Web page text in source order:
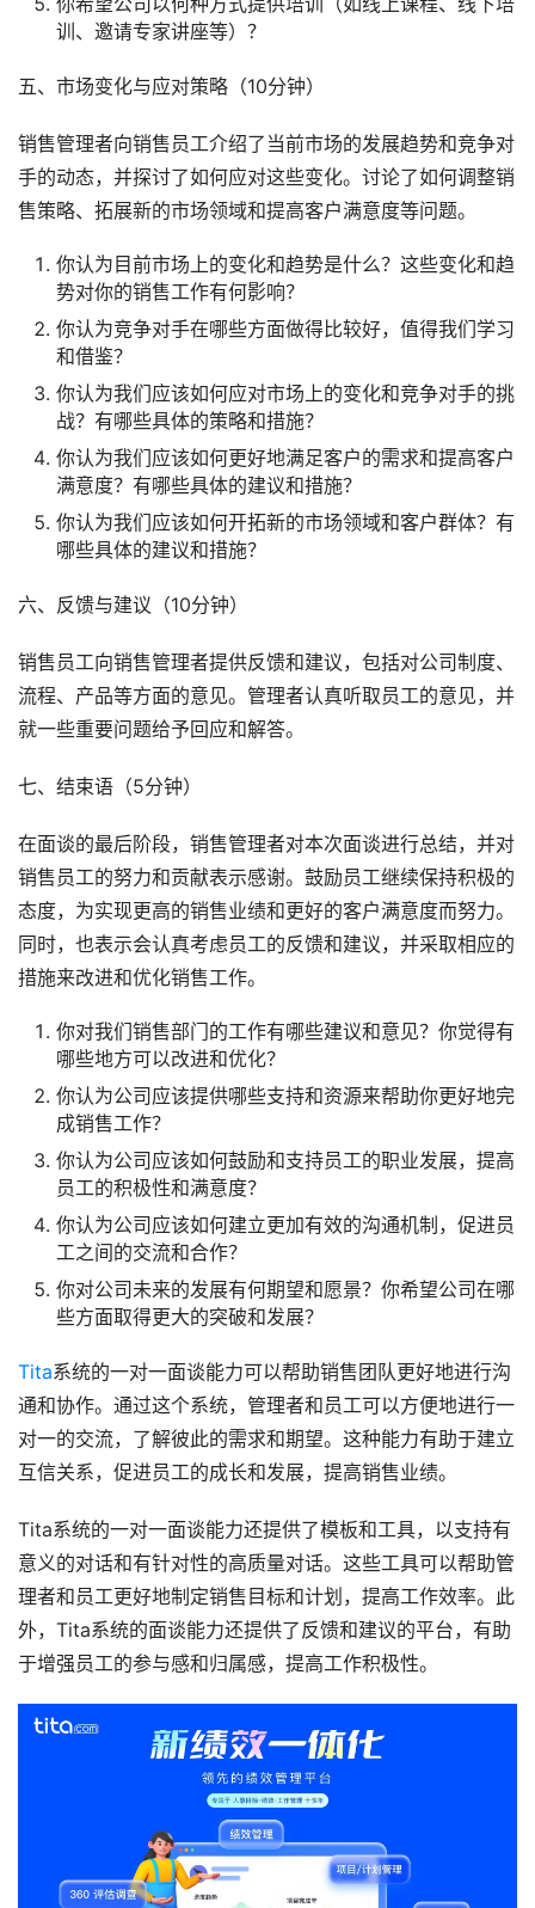
训、邀请专家讲座等）？
五、市场变化与应对策略（10分钟）
销售管理者向销售员工介绍了当前市场的发展趋势和竞争对
手的动态，并探讨了如何应对这些变化。讨论了如何调整销
售策略、拓展新的市场领域和提高客户满意度等问题。
你认为目前市场上的变化和趋势是什么？这些变化和趋
势对你的销售工作有何影响？
你认为竞争对手在哪些方面做得比较好，值得我们学习
和借鉴？
你认为我们应该如何应对市场上的变化和竞争对手的挑
战？有哪些具体的策略和措施？
你认为我们应该如何更好地满足客户的需求和提高客户
满意度？有哪些具体的建议和措施？
你认为我们应该如何开拓新的市场领域和客户群体？有
哪些具体的建议和措施？
六、反馈与建议（10分钟）
销售员工向销售管理者提供反馈和建议，包括对公司制度、
流程、产品等方面的意见。管理者认真听取员工的意见，并
就一些重要问题给予回应和解答。
七、结束语（5分钟）
在面谈的最后阶段，销售管理者对本次面谈进行总结，并对
销售员工的努力和贡献表示感谢。鼓励员工继续保持积极的
态度，为实现更高的销售业绩和更好的客户满意度而努力。
同时，也表示会认真考虑员工的反馈和建议，并采取相应的
措施来改进和优化销售工作。
你对我们销售部门的工作有哪些建议和意见？你觉得有
哪些地方可以改进和优化？
你认为公司应该提供哪些支持和资源来帮助你更好地完
成销售工作？
你认为公司应该如何鼓励和支持员工的职业发展，提高
员工的积极性和满意度？
你认为公司应该如何建立更加有效的沟通机制，促进员
工之间的交流和合作？
你对公司未来的发展有何期望和愿景？你希望公司在哪
些方面取得更大的突破和发展？
Tita系统的一对一面谈能力可以帮助销售团队更好地进行沟
通和协作。通过这个系统，管理者和员工可以方便地进行一
对一的交流，了解彼此的需求和期望。这种能力有助于建立
互信关系，促进员工的成长和发展，提高销售业绩。
Tita系统的一对一面谈能力还提供了模板和工具，以支持有
意义的对话和有针对性的高质量对话。这些工具可以帮助管
理者和员工更好地制定销售目标和计划，提高工作效率。此
外，Tita系统的面谈能力还提供了反馈和建议的平台，有助
于增强员工的参与感和归属感，提高工作积极性。